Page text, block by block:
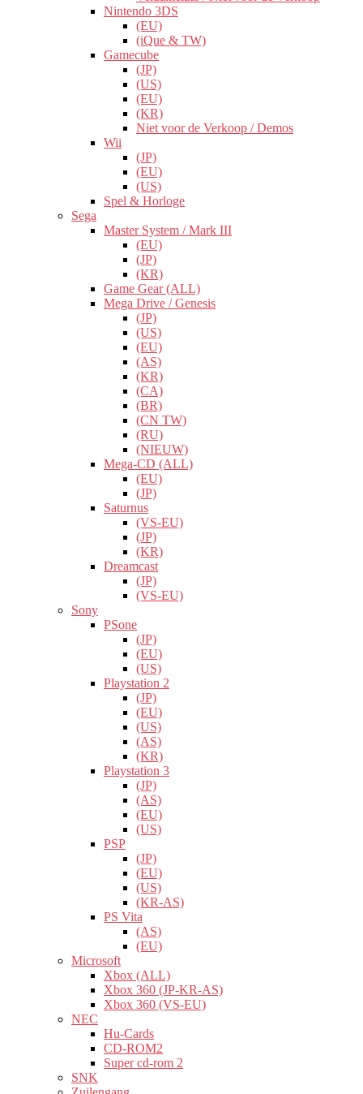
Nintendo 3DS
(EU)
(iQue & TW)
Gamecube
(JP)
(US)
(EU)
(KR)
Niet voor de Verkoop / Demos
Wii
(JP)
(EU)
(US)
Spel & Horloge
Sega
Master System / Mark III
(EU)
(JP)
(KR)
Game Gear (ALL)
Mega Drive / Genesis
(JP)
(US)
(EU)
(AS)
(KR)
(CA)
(BR)
(CN TW)
(RU)
(NIEUW)
Mega-CD (ALL)
(EU)
(JP)
Saturnus
(VS-EU)
(JP)
(KR)
Dreamcast
(JP)
(VS-EU)
Sony
PSone
(JP)
(EU)
(US)
Playstation 2
(JP)
(EU)
(US)
(AS)
(KR)
Playstation 3
(JP)
(AS)
(EU)
(US)
PSP
(JP)
(EU)
(US)
(KR-AS)
PS Vita
(AS)
(EU)
Microsoft
Xbox (ALL)
Xbox 360 (JP-KR-AS)
Xbox 360 (VS-EU)
NEC
Hu-Cards
CD-ROM2
Super cd-rom 2
SNK